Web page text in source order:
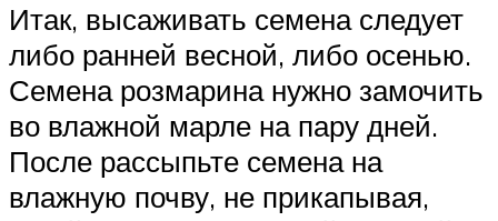
Итак, высаживать семена следует
либо ранней весной, либо осенью.
Семена розмарина нужно замочить
во влажной марле на пару дней.
После рассыпьте семена на
влажную почву, не прикапывая,